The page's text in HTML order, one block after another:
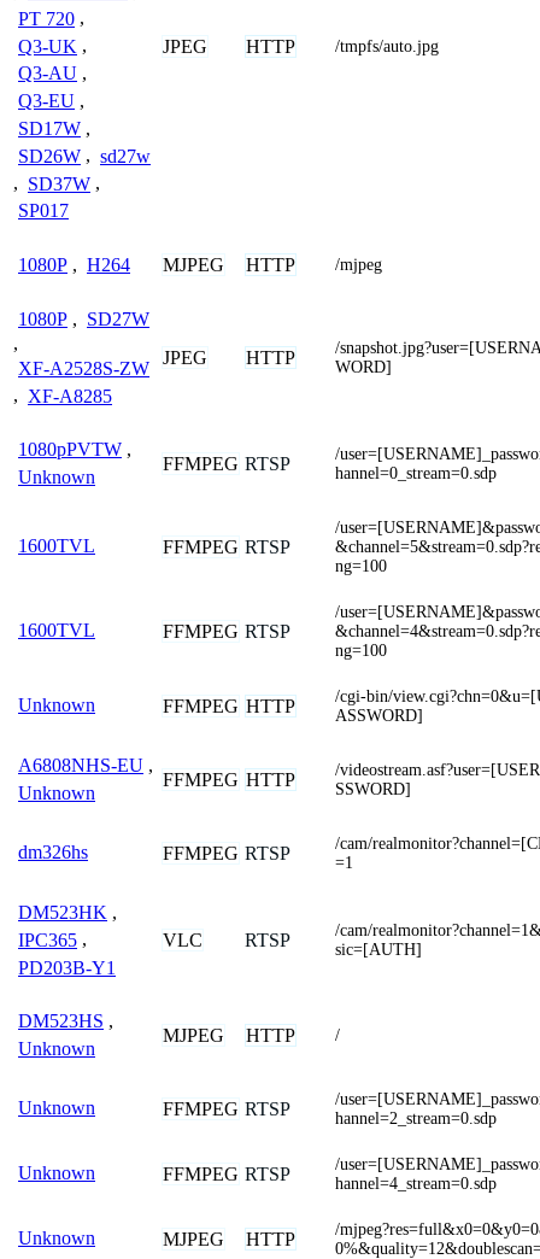
PT 720 ,
Q3-UK ,
Q3-AU ,
Q3-EU ,
SD17W ,
SD26W , sd27w
, SD37W ,
SP017
JPEG HTTP /tmpfs/auto.jpg
1080P , H264 MJPEG HTTP /mjpeg
1080P , SD27W
,
XF-A2528S-ZW
, XF-A8285
JPEG HTTP
/
WORD]
1080pPVTW ,
Unknown
FFMPEG RTSP
/
hannel=0_stream=0.sdp
1600TVL FFMPEG RTSP
/
ng=100
1600TVL FFMPEG RTSP
/
ng=100
Unknown FFMPEG HTTP
/cgi-bin/
ASSWORD]
A6808NHS-EU ,
Unknown
FFMPEG HTTP
/
SSWORD]
dm326hs FFMPEG RTSP
/cam/
=1
DM523HK ,
IPC365 ,
PD203B-Y1
VLC RTSP
/cam/
sic=[AUTH]
DM523HS ,
Unknown
MJPEG HTTP /
Unknown FFMPEG RTSP
/
hannel=2_stream=0.sdp
Unknown FFMPEG RTSP
/
hannel=4_stream=0.sdp
Unknown MJPEG HTTP
/